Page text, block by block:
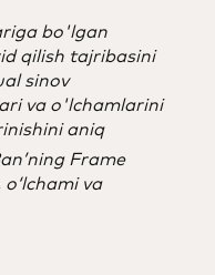
bo'lgan
qilish tajribasini
sinov
va o'lchamlarini
aniq
Frame
va